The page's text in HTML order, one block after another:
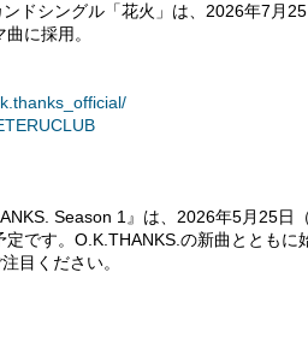
ドシングル「花火」は、2026年7月
に採用。
Season 1』は、2026年5月25日
です。O.K.THANKS.の新曲とともに
目ください。